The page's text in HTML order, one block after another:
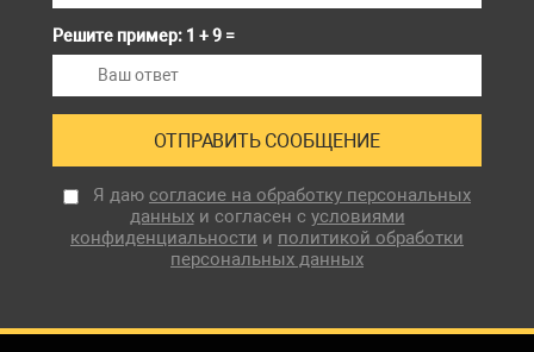
Решите пример: 1 + 9 =
Я даю согласие на обработку персональных
данныхи согласен с условиями
конфиденциальности и политикой обработки
персональных данных